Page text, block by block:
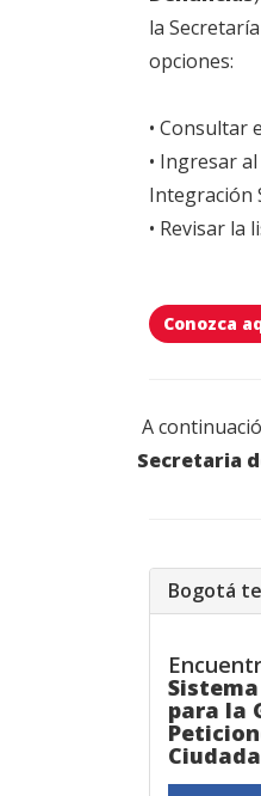
la
opciones:
• Consultar
• Ingresar
Integración
• Revisar la
Conozca
A
Secretaria
Bogotá
para la